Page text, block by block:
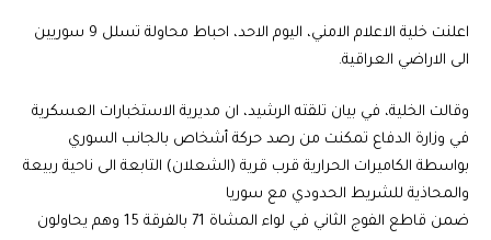
اعلنت خلية الاعلام الامني، اليوم الاحد، احباط محاولة تسلل 9 سوريين
الى الاراضي العراقية.
وقالت الخلية، في بيان تلقته الرشيد، ان مديرية الاستخبارات العسكرية
في وزارة الدفاع تمكنت من رصد حركة أشخاص بالجانب السوري
بواسطة الكاميرات الحرارية قرب قرية (الشعلان) التابعة الى ناحية ربيعة
والمحاذية للشريط الحدودي مع سوريا
‏ضمن قاطع الفوج الثاني في لواء المشاة 71 بالفرقة 15 وهم يحاولون